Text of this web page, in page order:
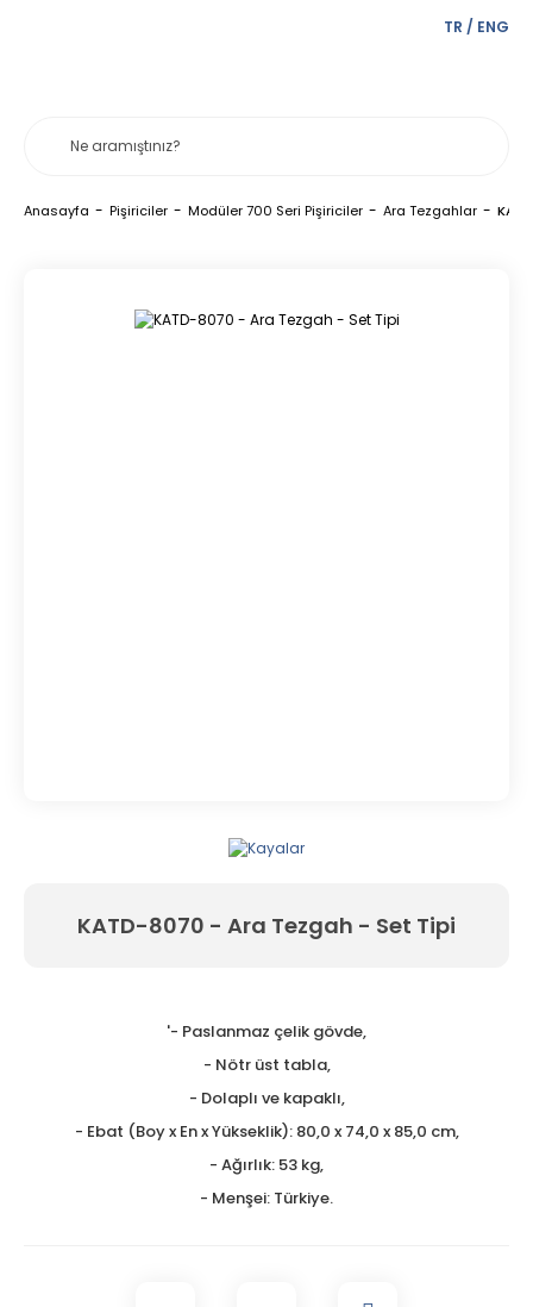
TR / ENG
Anasayfa Pişiriciler Modüler 700 Seri Pişiriciler Ara Tezgahlar
KATD-8070 - Ara Tezgah - Set Tipi
'- Paslanmaz çelik gövde,
- Nötr üst tabla,
- Dolaplı ve kapaklı,
- Ebat (Boy x En x Yükseklik): 80,0 x 74,0 x 85,0 cm,
- Ağırlık: 53 kg,
- Menşei: Türkiye.